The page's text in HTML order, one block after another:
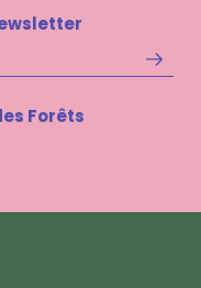
Forêts